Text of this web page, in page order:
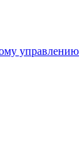
управлению